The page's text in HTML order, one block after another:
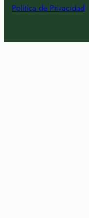
Politica de Privacidad